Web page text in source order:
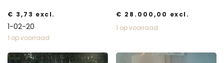
€ 3,73 excl.
1-02-20
1 op voorraad
€ 28.000,00 excl.
1 op voorraad